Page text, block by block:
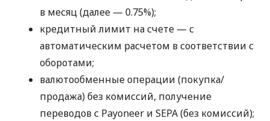
в месяц (далее — 0.75%);
кредитный лимит на счете — с
автоматическим расчетом в соответствии с
оборотами;
валютообменные операции (покупка/
продажа) без комиссий, получение
переводов с Payoneer и SEPA (без комиссий);